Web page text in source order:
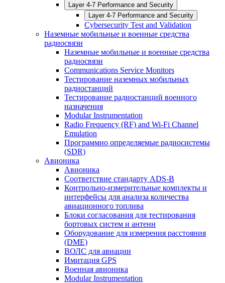
Layer 4-7 Performance and Security
Layer 4-7 Performance and Security
Cybersecurity Test and Validation
Наземные мобильные и военные средства
радиосвязи
Наземные мобильные и военные средства
радиосвязи
Communications Service Monitors
Тестирование наземных мобильных
радиостанций
Тестирование радиостанций военного
назначения
Modular Instrumentation
Radio Frequency (RF) and Wi-Fi Channel
Emulation
Программно определяемые радиосистемы
(SDR)
Авионика
Авионика
Соответствие стандарту ADS-B
Контрольно-измерительные комплекты и
интерфейсы для анализа количества
авиационного топлива
Блоки согласования для тестирования
бортовых систем и антенн
Оборудование для измерения расстояния
(DME)
ВОЛС для авиации
Имитация GPS
Военная авионика
Modular Instrumentation